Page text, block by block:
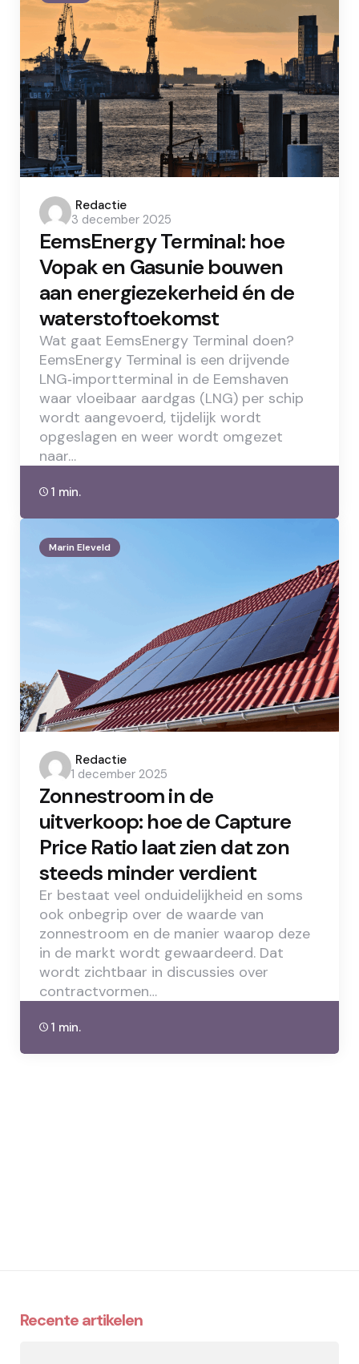
Posted
by
Redactie
3 december 2025
EemsEnergy Terminal: hoe
Vopak en Gasunie bouwen
aan energiezekerheid én de
waterstoftoekomst
Wat gaat EemsEnergy Terminal doen?
EemsEnergy Terminal is een drijvende
LNG‑importterminal in de Eemshaven
waar vloeibaar aardgas (LNG) per schip
wordt aangevoerd, tijdelijk wordt
opgeslagen en weer wordt omgezet
naar…
1 min.
Marin Eleveld
Posted
by
Redactie
1 december 2025
Zonnestroom in de
uitverkoop: hoe de Capture
Price Ratio laat zien dat zon
steeds minder verdient
Er bestaat veel onduidelijkheid en soms
ook onbegrip over de waarde van
zonnestroom en de manier waarop deze
in de markt wordt gewaardeerd. Dat
wordt zichtbaar in discussies over
contractvormen…
1 min.
Recente artikelen